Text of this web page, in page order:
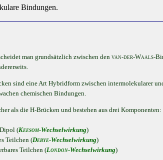
Bindungen.
man grundsätzlich zwischen denvan-der-Waals-
sind eine Art Hybridform zwischen intermolekularer
chemischen Bindungen.
als die H-Brücken und bestehen aus drei Komponenten:
(Keesom-Wechselwirkung)
Teilchen (Debye-Wechselwirkung)
Teilchen (London-Wechselwirkung)